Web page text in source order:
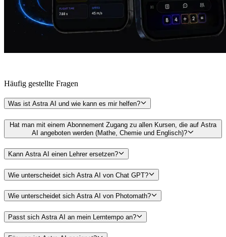
Häufig gestellte Fragen
Was ist Astra AI und wie kann es mir helfen?
Hat man mit einem Abonnement Zugang zu allen Kursen, die auf Astra
AI angeboten werden (Mathe, Chemie und Englisch)?
Kann Astra AI einen Lehrer ersetzen?
Wie unterscheidet sich Astra AI von Chat GPT?
Wie unterscheidet sich Astra AI von Photomath?
Passt sich Astra AI an mein Lerntempo an?